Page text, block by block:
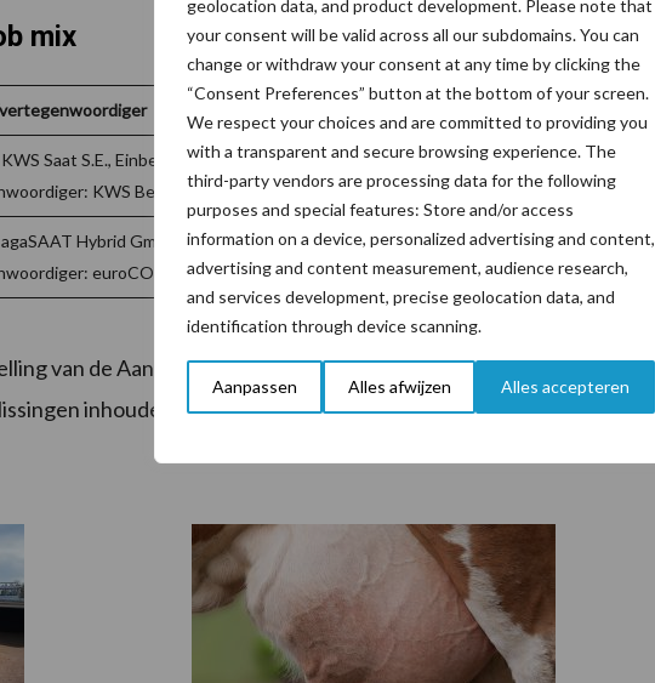
geolocation data, and product development. Please note that
your consent will be valid across all our subdomains. You can
change or withdraw your consent at any time by clicking the
“Consent Preferences” button at the bottom of your screen.
We respect your choices and are committed to providing you
with a transparent and secure browsing experience. The
third-party vendors are processing data for the following
purposes and special features: Store and/or access
information on a device, personalized advertising and content,
advertising and content measurement, audience research,
and services development, precise geolocation data, and
identification through device scanning.
Aanpassen Alles afwijzen Alles accepteren
mix
Saat S.E., Einbeck (D)
KWS Benelux, Etten-Leur
Hybrid GmbH, Neukirchen-Vluyn (D)
euroCORN GmbH, Viersen
van de Aanbevelende Rassenlijst. Deskundigen van het
inhoudelijk voor.